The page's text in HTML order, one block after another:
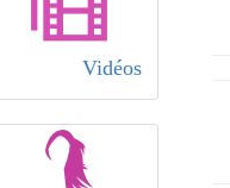
Vidéos